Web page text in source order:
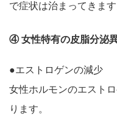
で症状は治まってきます
④ 女性特有の皮脂分泌
●エストロゲンの減少
女性ホルモンのエスト
ります。